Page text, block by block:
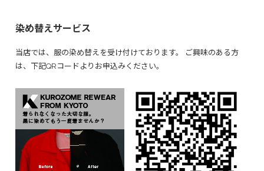
染め替えサービス
当店では、服の染め替えを受け付けております。 ご興味のある方
は、下記QRコードよりお申込みください。